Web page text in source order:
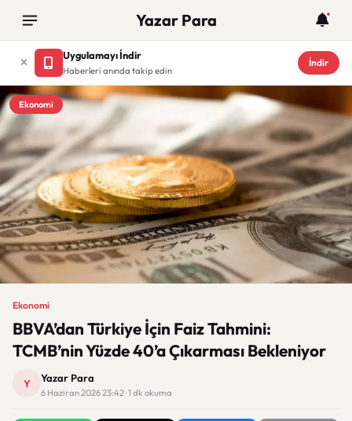
Yazar Para
Uygulamayı İndir
Haberleri anında takip edin
İndir
Ekonomi
Ekonomi
BBVA’dan Türkiye İçin Faiz Tahmini:
TCMB’nin Yüzde 40’a Çıkarması Bekleniyor
Y Yazar Para
6 Haziran 2026 23:42 · 1 dk okuma